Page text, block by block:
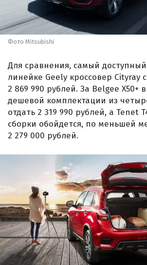
Фото Mitsubishi
Для сравнения, самый
линейке Geely кроссовер Cityray
2 869 990 рублей. За Belgee X50+
дешевой комплектации из
отдать 2 319 990 рублей, а Tenet
сборки обойдется, по меньшей
2 279 000 рублей.